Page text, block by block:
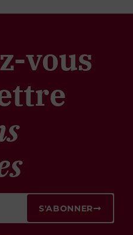
vous
S'ABONNER